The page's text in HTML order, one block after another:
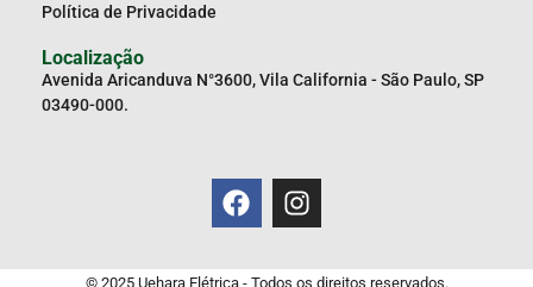
Política de Privacidade
Localização
Avenida Aricanduva N°3600, Vila California - São Paulo, SP
03490-000.
© 2025 Uehara Elétrica - Todos os direitos reservados.